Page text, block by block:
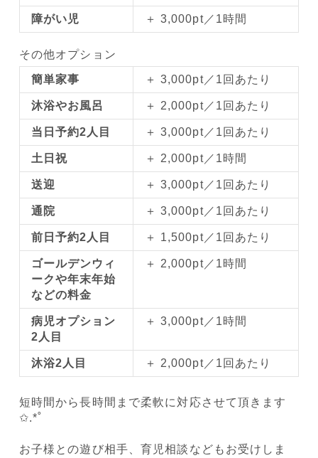
障がい児 ＋ 3,000pt／1時間
その他オプション
簡単家事 ＋ 3,000pt／1回あたり
沐浴やお風呂 ＋ 2,000pt／1回あたり
当日予約2人目 ＋ 3,000pt／1回あたり
土日祝 ＋ 2,000pt／1時間
送迎 ＋ 3,000pt／1回あたり
通院 ＋ 3,000pt／1回あたり
前日予約2人目 ＋ 1,500pt／1回あたり
ゴールデンウィ
ークや年末年始
などの料金
＋ 2,000pt／1時間
病児オプション
2人目
＋ 3,000pt／1時間
沐浴2人目 ＋ 2,000pt／1回あたり
短時間から長時間まで柔軟に対応させて頂きます
✩.*˚
お子様との遊び相手、育児相談などもお受けしま